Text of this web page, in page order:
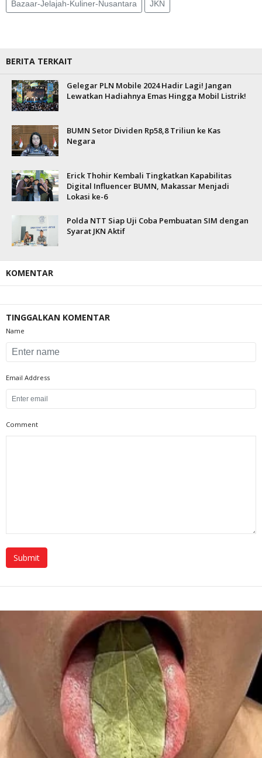
Bazaar-Jelajah-Kuliner-Nusantara JKN
BERITA TERKAIT
Gelegar PLN Mobile 2024 Hadir Lagi! Jangan
Lewatkan Hadiahnya Emas Hingga Mobil Listrik!
BUMN Setor Dividen Rp58,8 Triliun ke Kas
Negara
Erick Thohir Kembali Tingkatkan Kapabilitas
Digital Influencer BUMN, Makassar Menjadi
Lokasi ke-6
Polda NTT Siap Uji Coba Pembuatan SIM dengan
Syarat JKN Aktif
KOMENTAR
TINGGALKAN KOMENTAR
Name
Email Address
Comment